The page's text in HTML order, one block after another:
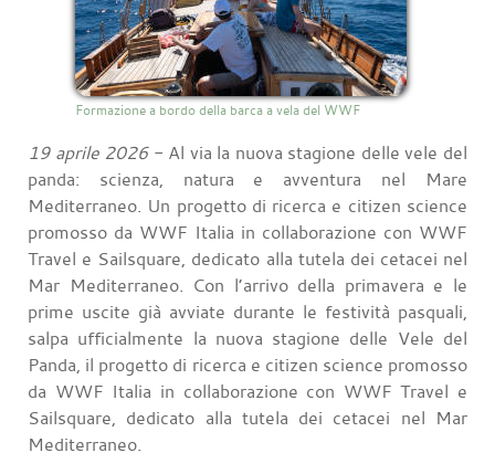
Formazione a bordo della barca a vela del WWF
19 aprile 2026- Al via la nuova stagione delle vele del
panda: scienza, natura e avventura nel Mare
Mediterraneo. Un progetto di ricerca e citizen science
promosso da WWF Italia in collaborazione con WWF
Travel e Sailsquare, dedicato alla tutela dei cetacei nel
Mar Mediterraneo. Con l’arrivo della primavera e le
prime uscite già avviate durante le festività pasquali,
salpa ufficialmente la nuova stagione delle Vele del
Panda, il progetto di ricerca e citizen science promosso
da WWF Italia in collaborazione con WWF Travel e
Sailsquare, dedicato alla tutela dei cetacei nel Mar
Mediterraneo.